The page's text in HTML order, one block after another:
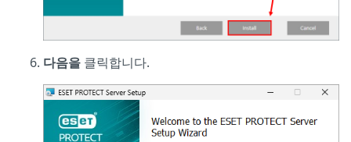
다음을 클릭합니다.